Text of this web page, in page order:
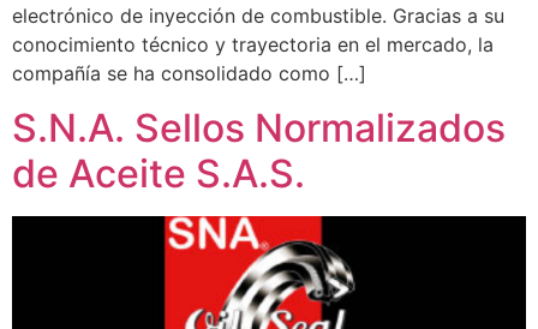
electrónico de inyección de combustible. Gracias a su
conocimiento técnico y trayectoria en el mercado, la
compañía se ha consolidado como […]
S.N.A. Sellos Normalizados
de Aceite S.A.S.